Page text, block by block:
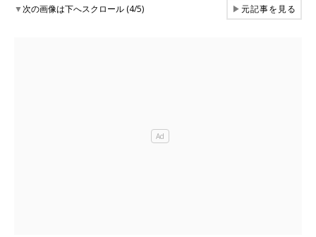
▼次の画像は下へスクロール (4/5) ▶元記事を見る